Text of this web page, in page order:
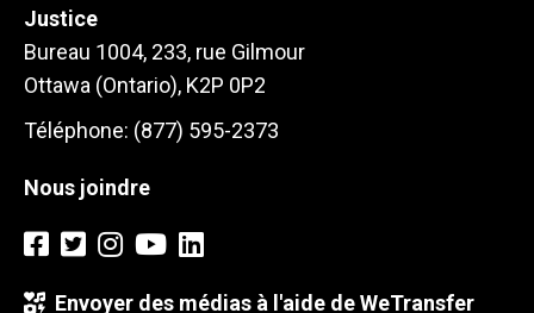
Justice
Bureau 1004, 233, rue Gilmour
Ottawa (Ontario), K2P 0P2
Téléphone: (877) 595-2373
Nous joindre
Envoyer des médias à l'aide de WeTransfer